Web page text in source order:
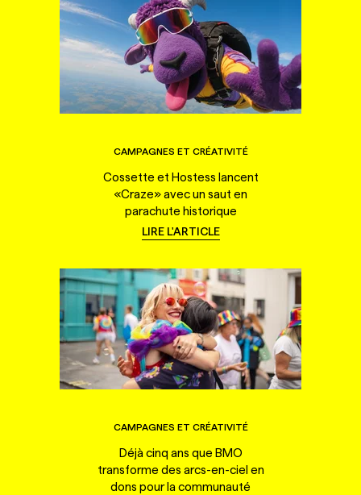
CAMPAGNES ET CRÉATIVITÉ
Cossette et Hostess lancent
«Craze» avec un saut en
parachute historique
LIRE L'ARTICLE
CAMPAGNES ET CRÉATIVITÉ
Déjà cinq ans que BMO
transforme des arcs-en-ciel en
dons pour la communauté